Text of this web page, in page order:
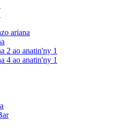
ariana
2 ao anatin'ny 1
4 ao anatin'ny 1